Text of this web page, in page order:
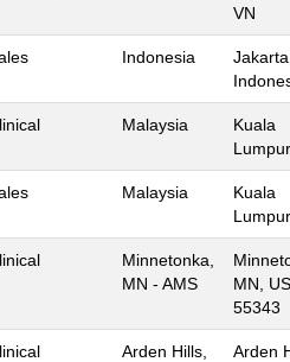
VN
Indonesia
Jakarta,
Malaysia
Kuala
Malaysia
Kuala
Minnetonka,
MN - AMS
MN, US,
55343
Arden Hills,
Arden